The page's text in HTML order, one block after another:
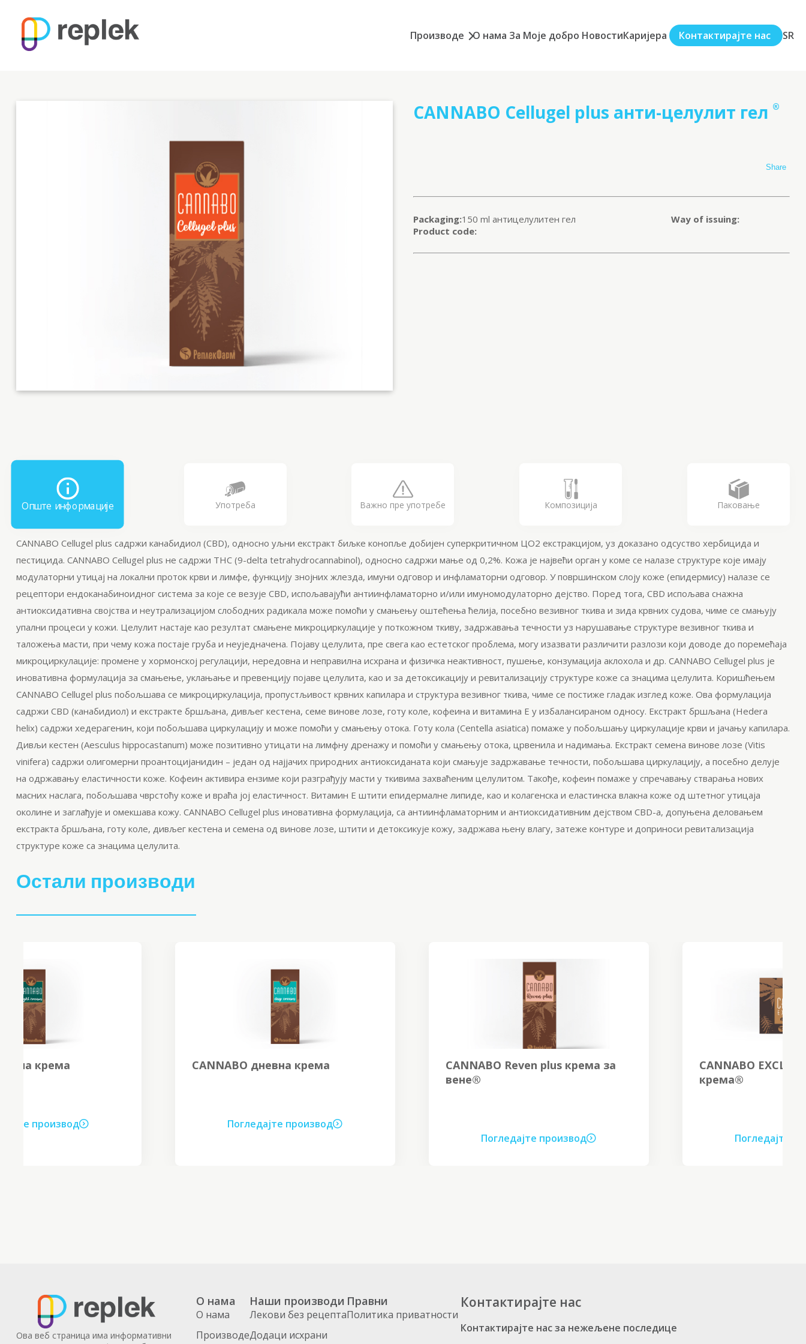
Производе О нама За Моје добро НовостиКаријера Контактирајте нас SR
CANNABO Cellugel plus анти-целулит гел ®
Share
Packaging:150 ml антицелулитен гел
Way of issuing:
Product code:
Опште информације Употреба Важно пре употребе Композиција Паковање
CANNABO Cellugel plus садржи канабидиол (CBD), односно уљни екстракт биљке конопље добијен суперкритичном ЦО2 екстракцијом, уз доказано одсуство хербицида и
пестицида. CANNABO Cellugel plus не садржи THC (9-delta tetrahydrocannabinol), односно садржи мање од 0,2%. Кожа је највећи орган у коме се налазе структуре које имају
модулаторни утицај на локални проток крви и лимфе, функцију знојних жлезда, имуни одговор и инфламаторни одговор. У површинском слоју коже (епидермису) налазе се
рецептори ендоканабиноидногсистема за које се везује CBD, испољавајући антиинфламаторно и/или имуномодулаторно дејство. Поред тога, CBD испољава снажна
антиоксидативна својства и неутрализацијом слободних радикала може помоћи у смањењу оштећења ћелија, посебно везивног ткива и зида крвних судова, чиме се смањују
упални процеси у кожи. Целулит настаје као резултат смањене микроциркулације у поткожном ткиву, задржавања течности уз нарушавање структуре везивног ткива и
таложења масти, при чему кожа постаје груба и неуједначена. Појаву целулита, пре свега као естетског проблема, могу изазвати различити разлози који доводе до поремећаја
микроциркулације: промене у хормонској регулацији, нередовна и неправилна исхрана и физичка неактивност, пушење, конзумација аклохола и др. CANNABO Cellugel plus је
иновативна формулација за смањење, уклањање и превенцију појаве целулита, као и за детоксикацијуи ревитализацију структуре коже са знацима целулита. Коришћењем
CANNABO Cellugel plus побољшава се микроциркулација, пропустљивост крвних капилара и структура везивног ткива, чиме се постиже гладак изглед коже. Ова формулација
садржи CBD (канабидиол) и екстракте бршљана, дивљег кестена, семе винове лозе, готуколе, кофеина и витамина Е у избалансираном односу. Екстракт бршљана (Hedera
helix) садржи хедерагенин, који побољшава циркулацију и може помоћи у смањењу отока. Готу кола (Centella asiatica) помаже у побољшању циркулације крви и јачању капилара.
Дивљи кестен (Aesculus hippocastanum) може позитивно утицати на лимфну дренажу и помоћи у смањењу отока, црвенила и надимања. Екстракт семена винове лозе (Vitis
vinifera) садржи олигомерни проантоцијанидин – један од најјачих природних антиоксиданата који смањује задржавање течности, побољшава циркулацију, а посебно делује
на одржавању еластичности коже. Кофеин активира ензиме који разграђују масти у ткивима захваћеним целулитом. Такође, кофеин помаже у спречавању стварања нових
масних наслага, побољшава чврстоћу коже и враћа јој еластичност. Витамин Е штити епидермалне липиде, као и колагенска и еластинска влакна коже од штетног утицаја
околине и заглађује и омекшава кожу. CANNABO Cellugel plus иновативна формулација, са антиинфламаторним и антиоксидативним дејством CBD-а, допуњена деловањем
екстракта бршљана, готуколе, дивљег кестена и семена од винове лозе, штити и детоксикује кожу, задржава њену влагу, затеже контуре и доприноси ревитализација
структуре коже са знацима целулита.
Остали производи
CANNABO дневна крема
CANNABO Reven plus крема за
CANNABO EXCLUSIVE night
Ова веб страница има информативни
О нама
О нама
Производе
Наши производи
Лекови без рецепта
Додаци исхрани
Правни
Политика приватности
Контактирајте нас
Контактирајте нас за нежељене последице